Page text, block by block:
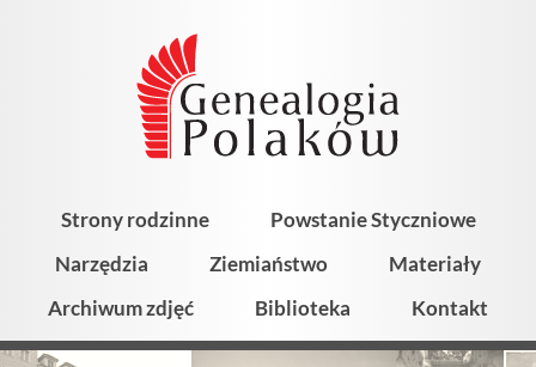
Strony rodzinne
Powstanie Styczniowe
Narzędzia
Ziemiaństwo
Materiały
Archiwum zdjęć
Biblioteka Kontakt